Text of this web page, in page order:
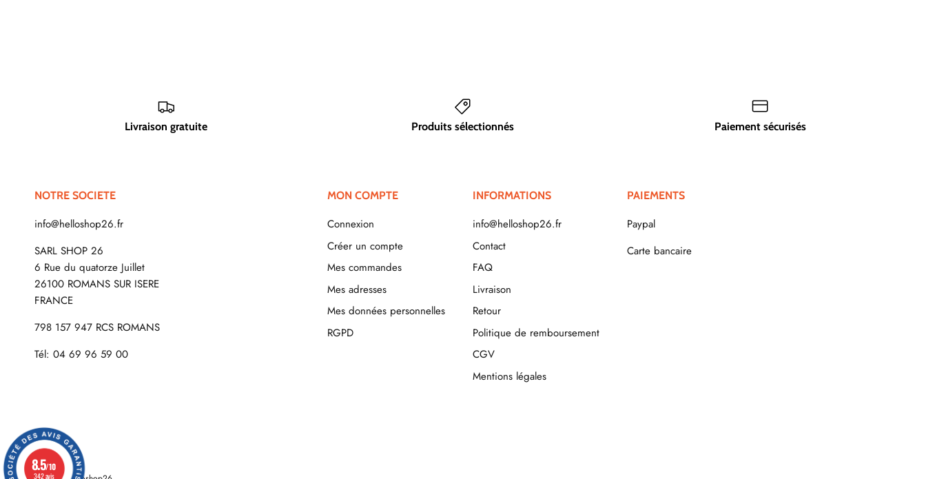
Livraison gratuite Produits sélectionnés Paiement sécurisés
NOTRE SOCIETE
info@helloshop26.fr
SARL SHOP 26
6 Rue du quatorze Juillet
26100 ROMANS SUR ISERE
FRANCE
798 157 947 RCS ROMANS
Tél: 04 69 96 59 00
MON COMPTE
Connexion
Créer un compte
Mes commandes
Mes adresses
Mes données personnelles
RGPD
INFORMATIONS
info@helloshop26.fr
Contact
FAQ
Livraison
Retour
Politique de remboursement
CGV
Mentions légales
PAIEMENTS
Paypal
Carte bancaire
8.5/10
342 avis